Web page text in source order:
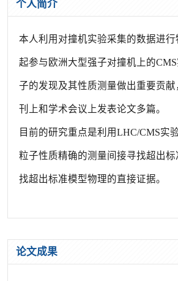
个人简介
本人利用对撞机实验采集的数据进行
起参与欧洲大型强子对撞机上的
子的发现及其性质测量做出重要贡
刊上和学术会议上发表论文多篇。
目前的研究重点是利用LHC/CMS实
粒子性质精确的测量间接寻找超出
找超出标准模型物理的直接证据。
论文成果